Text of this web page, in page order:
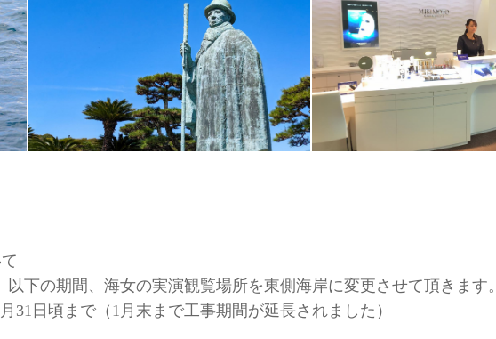
下の期間、海女の実演観覧場所を東側海岸に変更させて頂きます。
31日頃まで（1月末まで工事期間が延長されました）